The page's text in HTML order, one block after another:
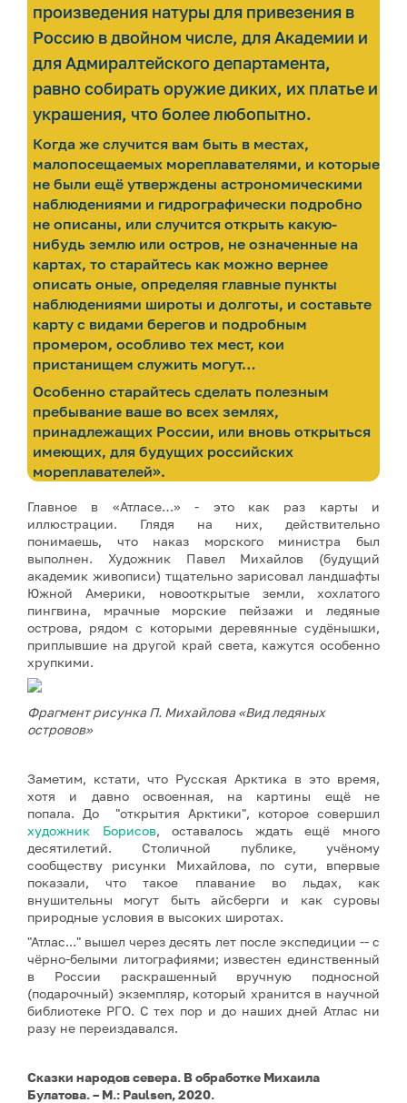
произведения натуры для привезения в
Россию в двойном числе, для Академии и
для Адмиралтейского департамента,
равно собирать оружие диких, их платье и
украшения, что более любопытно.
Когда же случится вам быть в местах,
малопосещаемых мореплавателями, и которые
не были ещё утверждены астрономическими
наблюдениями и гидрографически подробно
не описаны, или случится открыть какую-
нибудь землю или остров, не означенные на
картах, то старайтесь как можно вернее
описать оные, определяя главные пункты
наблюдениями широты и долготы, и составьте
карту с видами берегов и подробным
промером, особливо тех мест, кои
пристанищем служить могут…
Особенно старайтесь сделать полезным
пребывание ваше во всех землях,
принадлежащих России, или вновь открыться
имеющих, для будущих российских
мореплавателей».
Главное в «Атласе…» - это как раз карты и
иллюстрации. Глядя на них, действительно
понимаешь, что наказ морского министра был
выполнен. Художник Павел Михайлов (будущий
академик живописи) тщательно зарисовал ландшафты
Южной Америки, новооткрытые земли, хохлатого
пингвина, мрачные морские пейзажи и ледяные
острова, рядом с которыми деревянные судёнышки,
приплывшие на другой край света, кажутся особенно
хрупкими.
Фрагмент рисунка П. Михайлова «Вид ледяных
островов»
Заметим, кстати, что Русская Арктика в это время,
хотя и давно освоенная, на картины ещё не
попала. До "открытия Арктики", которое совершил
художник Борисов, оставалось ждать ещё много
десятилетий. Столичной публике, учёному
сообществу рисунки Михайлова, по сути, впервые
показали, что такое плавание во льдах, как
внушительны могут быть айсберги и как суровы
природные условия в высоких широтах.
"Атлас..." вышел через десять лет после экспедиции -- с
чёрно-белыми литографиями; известен единственный
в России раскрашенный вручную подносной
(подарочный) экземпляр, который хранится в научной
библиотеке РГО. С тех пор и до наших дней Атлас ни
разу не переиздавался.
Сказки народов севера. В обработке Михаила
Булатова. – М.: Paulsen, 2020.